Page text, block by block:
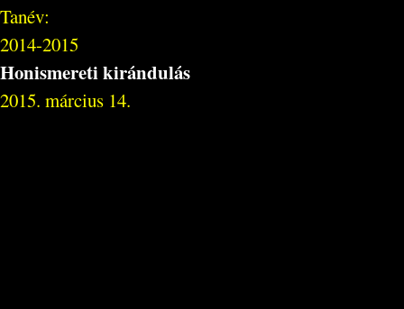
Tanév:
2014-2015
Honismereti kirándulás
2015. március 14.